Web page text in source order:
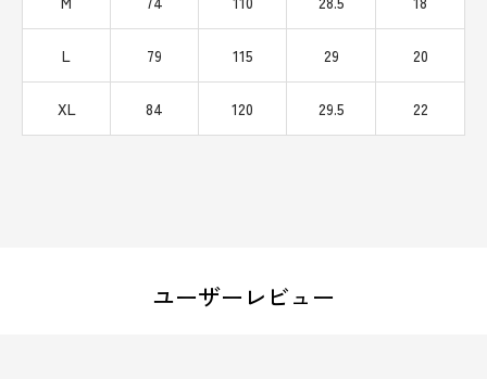
L 79 115 29 20
XL 84 120 29.5 22
ユーザーレビュー